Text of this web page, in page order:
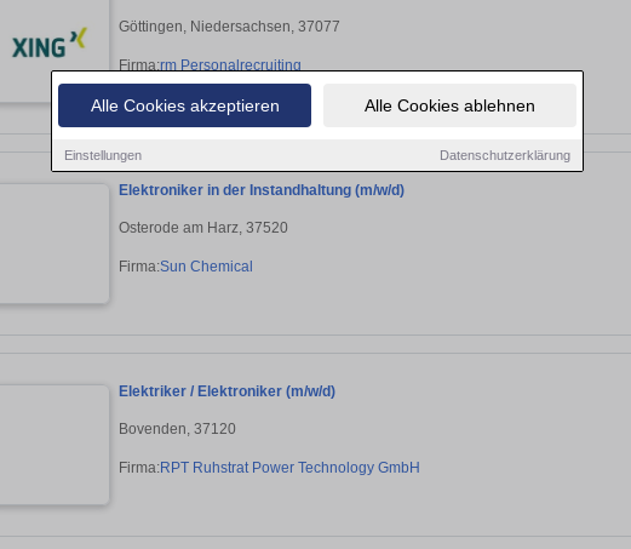
Alle Cookies akzeptieren Alle Cookies ablehnen
Einstellungen Datenschutzerklärung
Göttingen, Niedersachsen, 37077
Firma:rm Personalrecruiting
Elektroniker in der Instandhaltung (m/w/d)
Osterode am Harz, 37520
Firma:Sun Chemical
Elektriker / Elektroniker (m/w/d)
Bovenden, 37120
Firma:RPT Ruhstrat Power Technology GmbH